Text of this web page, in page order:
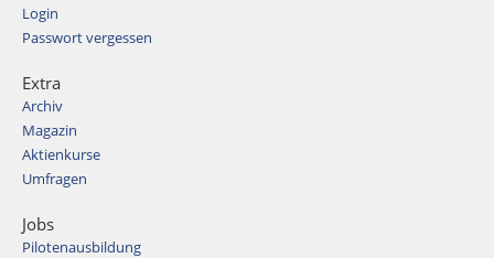
Login
Passwort vergessen
Extra
Archiv
Magazin
Aktienkurse
Umfragen
Jobs
Pilotenausbildung